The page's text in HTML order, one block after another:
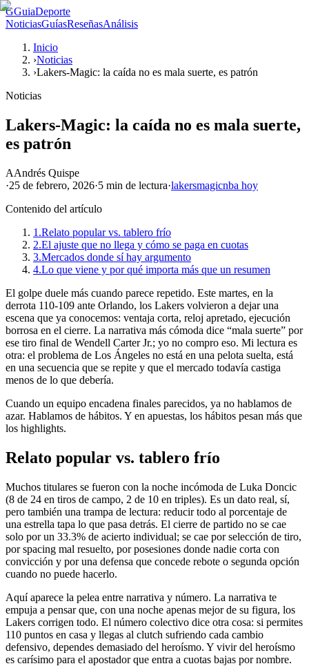
GGuiaDeporte
NoticiasGuíasReseñasAnálisis
Inicio
›Noticias
›Lakers-Magic: la caída no es mala suerte, es patrón
Noticias
Lakers-Magic: la caída no es mala suerte,
es patrón
AAndrés Quispe
·25 de febrero, 2026·5 min de lectura·lakersmagicnba hoy
Contenido del artículo
1.Relato popular vs. tablero frío
2.El ajuste que no llega y cómo se paga en cuotas
3.Mercados donde sí hay argumento
4.Lo que viene y por qué importa más que un resumen
El golpe duele más cuando parece repetido. Este martes, en la
derrota 110-109 ante Orlando, los Lakers volvieron a dejar una
escena que ya conocemos: ventaja corta, reloj apretado, ejecución
borrosa en el cierre. La narrativa más cómoda dice “mala suerte” por
ese tiro final de Wendell Carter Jr.; yo no compro eso. Mi lectura es
otra: el problema de Los Ángeles no está en una pelota suelta, está
en una secuencia que se repite y que el mercado todavía castiga
menos de lo que debería.
Cuando un equipo encadena finales parecidos, ya no hablamos de
azar. Hablamos de hábitos. Y en apuestas, los hábitos pesan más que
los highlights.
Relato popular vs. tablero frío
Muchos titulares se fueron con la noche incómoda de Luka Doncic
(8 de 24 en tiros de campo, 2 de 10 en triples). Es un dato real, sí,
pero también una trampa de lectura: reducir todo al porcentaje de
una estrella tapa lo que pasa detrás. El cierre de partido no se cae
solo por un 33.3% de acierto individual; se cae por selección de tiro,
por spacing mal resuelto, por posesiones donde nadie corta con
convicción y por una defensa que concede rebote o segunda opción
cuando no puede hacerlo.
Aquí aparece la pelea entre narrativa y número. La narrativa te
empuja a pensar que, con una noche apenas mejor de su figura, los
Lakers corrigen todo. El número colectivo dice otra cosa: si permites
110 puntos en casa y llegas al clutch sufriendo cada cambio
defensivo, dependes demasiado del heroísmo. Y vivir del heroísmo
es carísimo para el apostador que entra a cuotas bajas por nombre.